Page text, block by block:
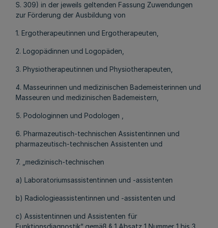
S. 309) in der jeweils geltenden Fassung Zuwendungen
zur Förderung der Ausbildung von
1. Ergotherapeutinnen und Ergotherapeuten,
2. Logopädinnen und Logopäden,
3. Physiotherapeutinnen und Physiotherapeuten,
4. Masseurinnen und medizinischen Bademeisterinnen und
Masseuren und medizinischen Bademeistern,
5. Podologinnen und Podologen ,
6. Pharmazeutisch-technischen Assistentinnen und
pharmazeutisch-technischen Assistenten und
7. „medizinisch-technischen
a) Laboratoriumsassistentinnen und -assistenten
b) Radiologieassistentinnen und -assistenten und
c) Assistentinnen und Assistenten für
Funktionsdiagnostik“ gemäß § 1 Absatz 1 Nummer 1 bis 3